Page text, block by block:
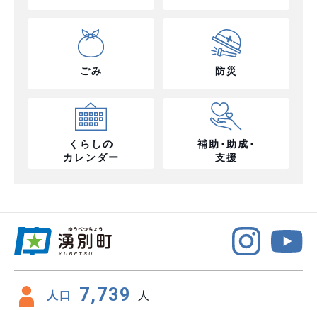
ごみ 防災
くらしの
カレンダー
補助･助成･
支援
人口 7,739 人